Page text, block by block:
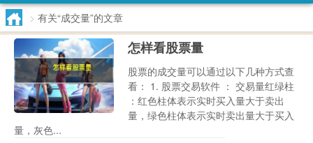
> 有关“成交量”的文章
怎样看股票量
股票的成交量可以通过以下几种方式查
看： 1. 股票交易软件 ： 交易量红绿柱
：红色柱体表示实时买入量大于卖出
量，绿色柱体表示实时卖出量大于买入
量，灰色...